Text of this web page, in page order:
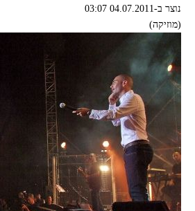
נוצר ב-04.07.2011 03:07
(מוזיקה)